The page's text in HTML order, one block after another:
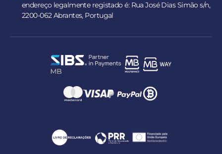
endereço legalmente registado é: Rua José Dias Simão s/n,
2200-062 Abrantes, Portugal